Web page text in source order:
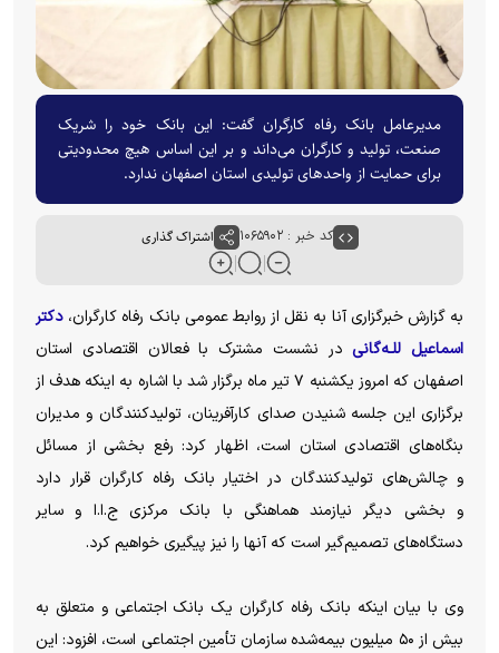
مدیرعامل بانک رفاه کارگران گفت: این بانک خود را شریک
صنعت، تولید و کارگران می‌داند و بر این اساس هیچ محدودیتی
برای حمایت از واحد‌های تولیدی استان اصفهان ندارد.
کد خبر : ۱۰۶۵۹۰۲ اشتراک گذاری
به گزارش خبرگزاری آنا به نقل از روابط عمومی بانک رفاه کارگران، دکتر
اسماعیل للـه‌گانیدر نشست مشترک با فعالان اقتصادی استان
اصفهان که امروز یکشنبه ۷ تیر ماه برگزار شد با اشاره به اینکه هدف از
برگزاری این جلسه شنیدن صدای کارآفرینان، تولیدکنندگان و مدیران
بنگاه‌های اقتصادی استان است، اظهار کرد: رفع بخشی از مسائل
و چالش‌های تولیدکنندگان در اختیار بانک رفاه کارگران قرار دارد
و بخشی دیگر نیازمند هماهنگی با بانک مرکزی ج.ا.ا و سایر
دستگاه‌های تصمیم‌گیر است که آنها را نیز پیگیری خواهیم کرد.
وی با بیان اینکه بانک رفاه کارگران یک بانک اجتماعی و متعلق به
بیش از ۵۰ میلیون بیمه‌شده سازمان تأمین اجتماعی است، افزود: این